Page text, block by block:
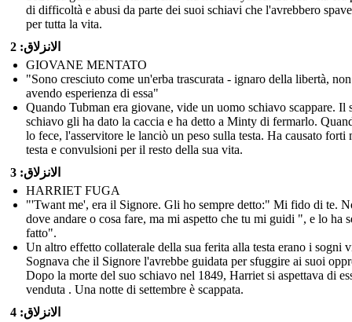
di difficoltà e abusi da parte dei suoi schiavi che l'avrebbero
per tutta la vita.
الانزلاق: 2
GIOVANE MENTATO
"Sono cresciuto come un'erba trascurata - ignaro della libertà, non
avendo esperienza di essa"
Quando Tubman era giovane, vide un uomo schiavo scappare. Il
schiavo gli ha dato la caccia e ha detto a Minty di fermarlo.
lo fece, l'asservitore le lanciò un peso sulla testa. Ha causato forti
testa e convulsioni per il resto della sua vita.
الانزلاق: 3
HARRIET FUGA
"'Twant me', era il Signore. Gli ho sempre detto:" Mi fido di te.
dove andare o cosa fare, ma mi aspetto che tu mi guidi ", e lo ha
fatto".
Un altro effetto collaterale della sua ferita alla testa erano i sogni
Sognava che il Signore l'avrebbe guidata per sfuggire ai suoi
Dopo la morte del suo schiavo nel 1849, Harriet si aspettava di
venduta . Una notte di settembre è scappata.
الانزلاق: 4